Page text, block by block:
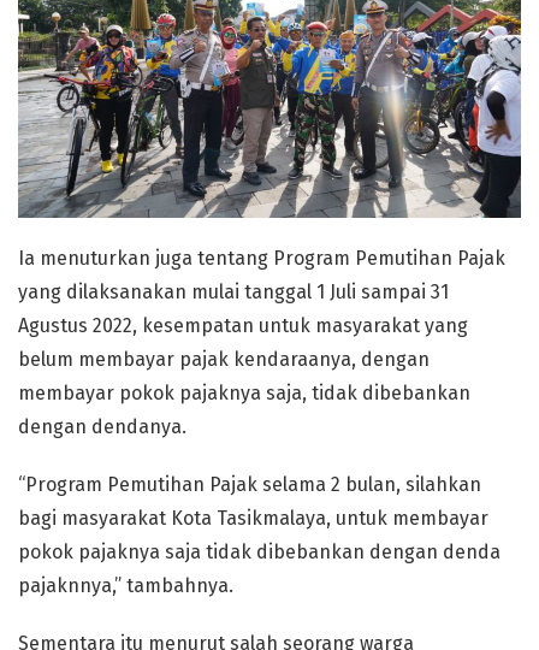
Ia menuturkan juga tentang Program Pemutihan Pajak
yang dilaksanakan mulai tanggal 1 Juli sampai 31
Agustus 2022, kesempatan untuk masyarakat yang
belum membayar pajak kendaraanya, dengan
membayar pokok pajaknya saja, tidak dibebankan
dengan dendanya.
“Program Pemutihan Pajak selama 2 bulan, silahkan
bagi masyarakat Kota Tasikmalaya, untuk membayar
pokok pajaknya saja tidak dibebankan dengan denda
pajaknnya,” tambahnya.
Sementara itu menurut salah seorang warga